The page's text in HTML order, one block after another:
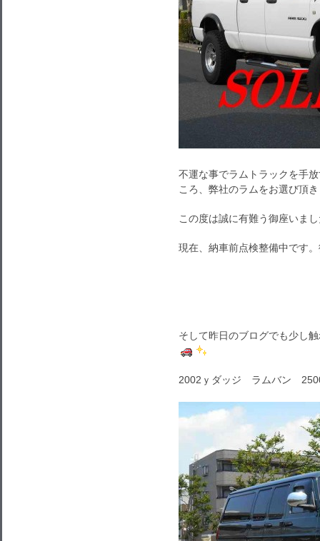
不運な事でラムトラックを手
ころ、弊社のラムをお選び頂
この度は誠に有難う御座いま
現在、納車前点検整備中です
そして昨日のブログでも少し
2002ｙダッジ ラムバン